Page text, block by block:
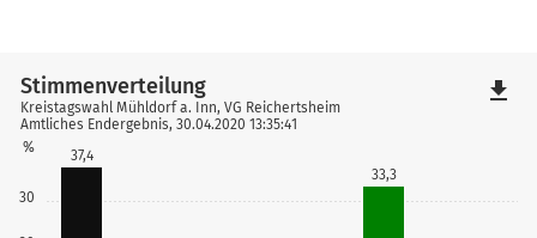
30
%
37,4
33,3
Stimmenverteilung
Kreistagswahl Mühldorf a. Inn, VG Reichertsheim
Amtliches Endergebnis, 30.04.2020 13:35:41
file_download